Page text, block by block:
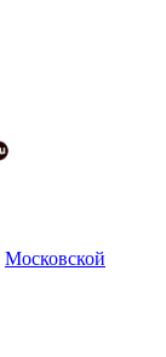
Московской